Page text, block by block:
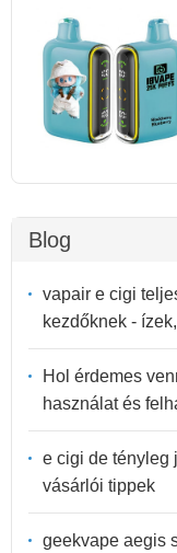
Blog
vapair e cigi
kezdőknek -
Hol érdemes
használat és
e cigi de tényleg
vásárlói tippek
geekvape aegis